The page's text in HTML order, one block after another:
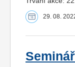
29. 08.